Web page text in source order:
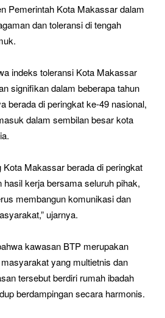
Pemerintah Kota Makassar dalam
dan toleransi di tengah
indeks toleransi Kota Makassar
signifikan dalam beberapa tahun
berada di peringkat ke-49 nasional,
dalam sembilan besar kota
Kota Makassar berada di peringkat
kerja bersama seluruh pihak,
membangun komunikasi dan
ujarnya.
kawasan BTP merupakan
yang multietnis dan
tersebut berdiri rumah ibadah
berdampingan secara harmonis.